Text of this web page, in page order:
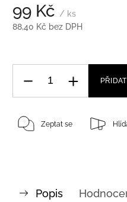
99 Kč / ks
88,40 Kč bez DPH
Zeptat se
Popis